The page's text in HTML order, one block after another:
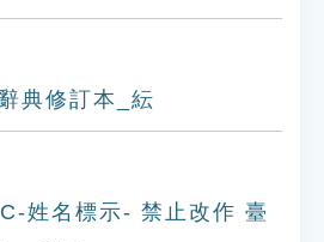
典修訂本_紜
姓名標示- 禁止改作 臺